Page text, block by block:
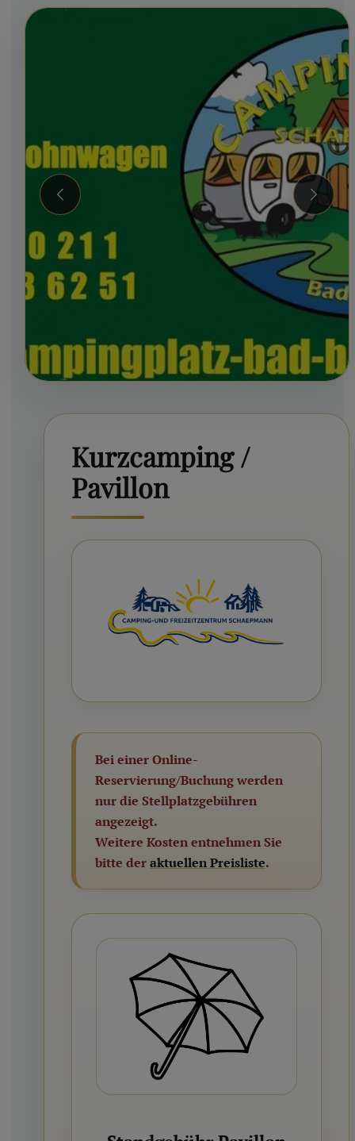
Zurück Weiter
Kurzcamping /
Pavillon
Bei einer Online-
Reservierung/Buchung werden
nur die Stellplatzgebühren
angezeigt.
Weitere Kosten entnehmen Sie
bitte deraktuellen Preisliste.